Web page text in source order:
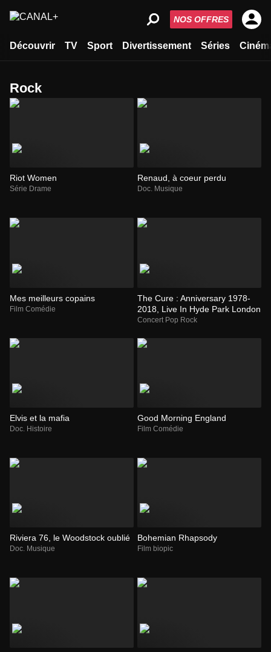
Découvrir TV Sport Divertissement Séries
NOS OFFRES
rock
Riot Women
Série Drame
Renaud, à coeur perdu
Doc. Musique
Mes meilleurs copains
Film Comédie
The Cure : Anniversary 1978-
2018, Live In Hyde Park London
Concert Pop Rock
Elvis et la mafia
Doc. Histoire
Good Morning England
Film Comédie
Riviera 76, le Woodstock oublié
Doc. Musique
Bohemian Rhapsody
Film biopic